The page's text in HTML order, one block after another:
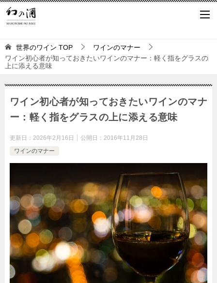
世界のワイン TOP
ワインのマナー
ワイン初心者が知っておきたいワインのマナー：軽く指をグラスの
上に添える意味
ワイン初心者が知っておきたいワインのマナ
ー：軽く指をグラスの上に添える意味
更新日： 2026年2月16日 公開日： 2016年11月28日
ワインのマナー